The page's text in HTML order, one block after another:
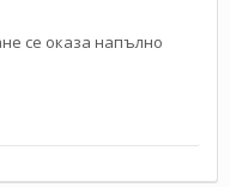
се оказа напълно